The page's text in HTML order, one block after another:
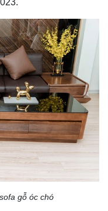
gỗ óc chó